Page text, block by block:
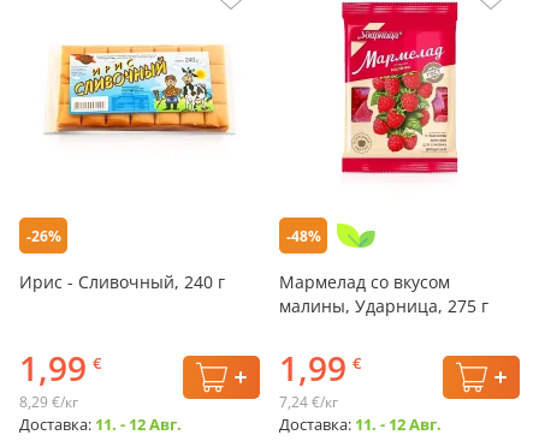
-26%
Ирис - Сливочный, 240 г
1,99 €
8,29 €/кг
Доставка: 11. - 12 Авг.
-48%
Мармелад со вкусом
малины, Ударница, 275 г
1,99 €
7,24 €/кг
Доставка: 11. - 12 Авг.